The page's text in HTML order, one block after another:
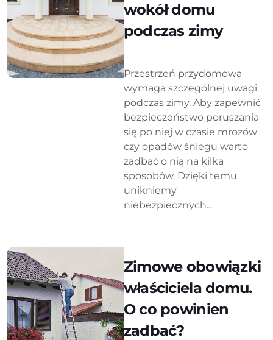
wokół domu
podczas zimy
Przestrzeń przydomowa
wymaga szczególnej uwagi
podczas zimy. Aby zapewnić
bezpieczeństwo poruszania
się po niej w czasie mrozów
czy opadów śniegu warto
zadbać o nią na kilka
sposobów. Dzięki temu
unikniemy
niebezpiecznych...
Zimowe obowiązki
właściciela domu.
O co powinien
zadbać?